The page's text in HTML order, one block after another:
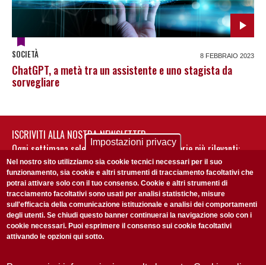
SOCIETÀ 8 FEBBRAIO 2023
ChatGPT, a metà tra un assistente e uno stagista da
sorvegliare
ISCRIVITI ALLA NOSTRA NEWSLETTER
Ogni settimana selezioniamo per te nostre storie più rilevanti:
non perderti gli aggiornamenti della nostra newsletter
Accetto laPrivacy Policy
Impostazioni privacy
Nel nostro sito utilizziamo sia cookie tecnici necessari per il suo
funzionamento, sia cookie e altri strumenti di tracciamento facoltativi che
potrai attivare solo con il tuo consenso. Cookie e altri strumenti di
tracciamento facoltativi sono usati per analisi statistiche, misure
sull'efficacia della comunicazione istituzionale e analisi dei comportamenti
degli utenti. Se chiudi questo banner continuerai la navigazione solo con i
cookie necessari. Puoi esprimere il consenso sui cookie facoltativi
attivando le opzioni qui sotto.